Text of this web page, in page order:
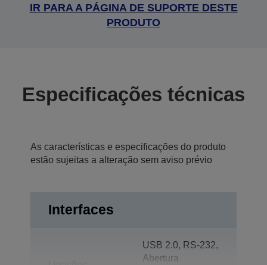
IR PARA A PÁGINA DE SUPORTE DESTE
PRODUTO
Especificações técnicas
As características e especificações do produto
estão sujeitas a alteração sem aviso prévio
Interfaces
USB 2.0, RS-232,
Abertura